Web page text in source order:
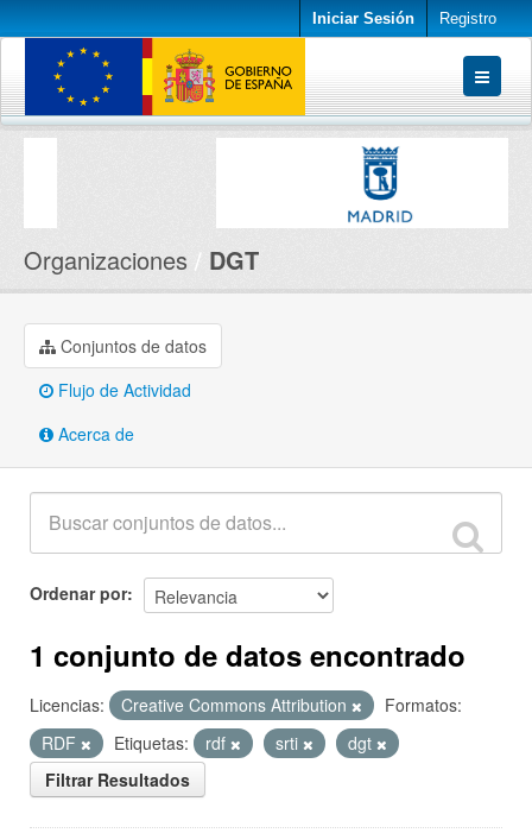
Iniciar Sesión Registro
Conjuntos de datos
Organizaciones DGT
Conjuntos de datos
Flujo de Actividad
Acerca de
Ordenar por
1 conjunto de datos encontrado
Licencias: Creative Commons Attribution
Formatos:
RDF
Etiquetas: rdf srti
dgt
Filtrar Resultados